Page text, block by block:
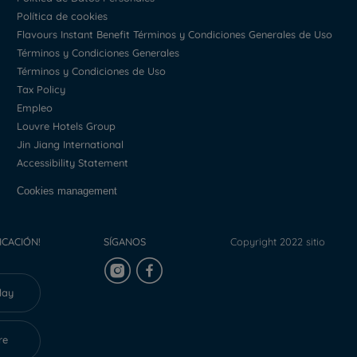
Política de cookies
Flavours Instant Benefit Términos y Condiciones Generales de Uso
Términos y Condiciones Generales
Términos y Condiciones de Uso
Tax Policy
Empleo
Louvre Hotels Group
Jin Jiang International
Accessibility Statement
Cookies management
SÍGANOS Copyright 2022 sitio